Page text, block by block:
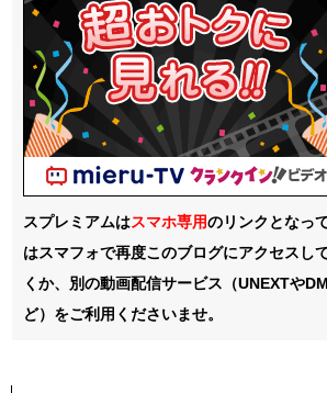
スプレミアムはスマホ専用のリンクとなっ
はスマフォで再度このブログにアクセスし
くか、別の動画配信サービス（UNEXTや
ど）をご利用くださいませ。